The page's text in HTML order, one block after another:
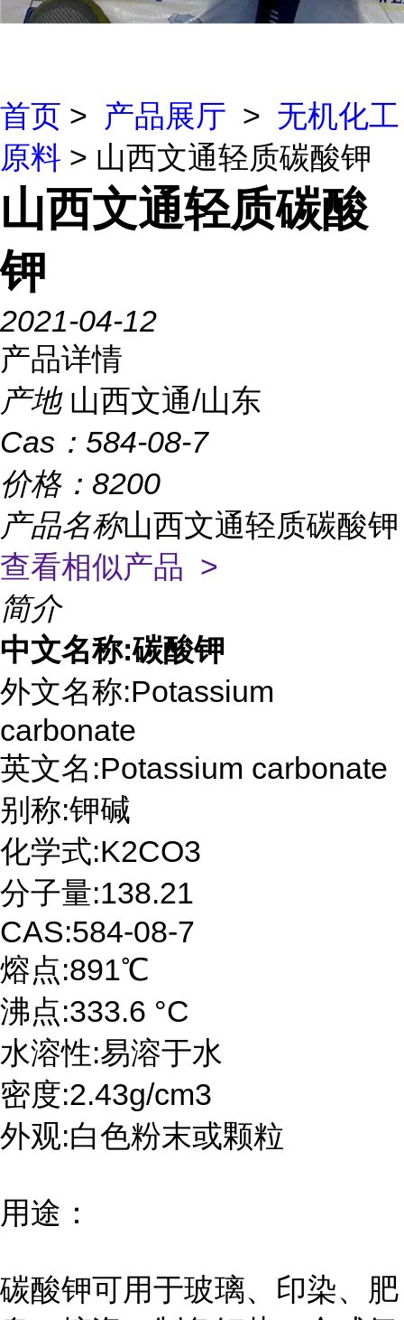
首页 > 产品展厅 > 无机化工
原料 > 山西文通轻质碳酸钾
山西文通轻质碳酸
钾
2021-04-12
产品详情
产地 山西文通/山东
Cas： 584-08-7
价格： 8200
产品名称山西文通轻质碳酸钾
查看相似产品 >
简介
中文名称:碳酸钾
外文名称:Potassium
carbonate
英文名 :Potassium carbonate
别称:钾碱
化学式:K2CO3
分子量:138.21
CAS:584-08-7
熔点:891℃
沸点:333.6 °C
水溶性:易溶于水
密度:2.43g/cm3
外观:白色粉末或颗粒
用途：
碳酸钾可用于玻璃、印染、肥